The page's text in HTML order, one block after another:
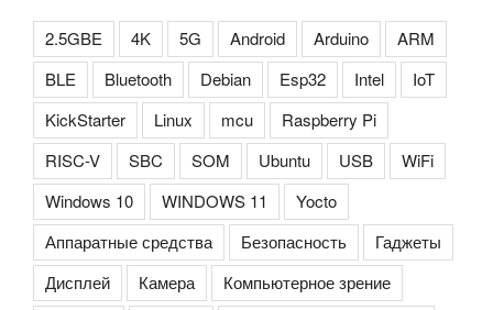
2.5GBE 4K 5G Android Arduino
ARM
BLE
Bluetooth Debian Esp32 Intel
IoT
KickStarter
Linux mcu
Raspberry Pi
RISC-V
SBC SOM Ubuntu USB
WiFi
Windows 10
WINDOWS 11
Yocto
Аппаратные средства
Безопасность
Гаджеты
Дисплей
Камера
Компьютерное зрение